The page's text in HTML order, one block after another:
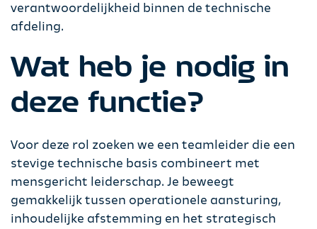
verantwoordelijkheid binnen de technische
afdeling.
Wat heb je nodig in
deze functie?
Voor deze rol zoeken we een teamleider die een
stevige technische basis combineert met
mensgericht leiderschap. Je beweegt
gemakkelijk tussen operationele aansturing,
inhoudelijke afstemming en het strategisch